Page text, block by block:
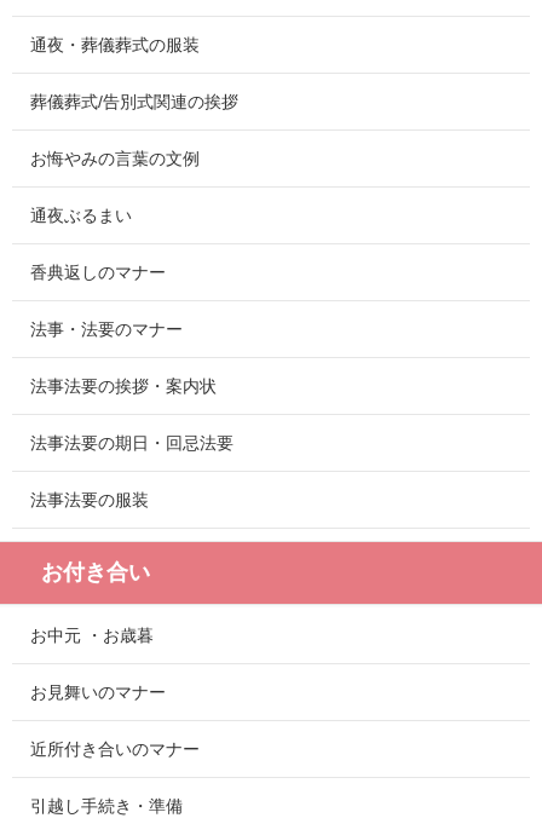
通夜・葬儀葬式の服装
葬儀葬式/告別式関連の挨拶
お悔やみの言葉の文例
通夜ぶるまい
香典返しのマナー
法事・法要のマナー
法事法要の挨拶・案内状
法事法要の期日・回忌法要
法事法要の服装
お付き合い
お中元 ・お歳暮
お見舞いのマナー
近所付き合いのマナー
引越し手続き・準備